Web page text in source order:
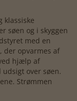
klassiske
søen og i skyggen
med en
der opvarmes af
hjælp af
over søen.
Strømmen